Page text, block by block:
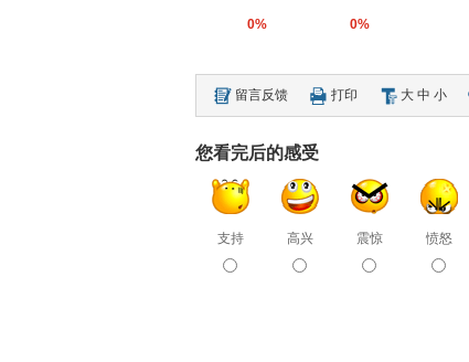
0% 0%
留言反馈 打印 大 中 小
您看完后的感受
支持 高兴 震惊 愤怒